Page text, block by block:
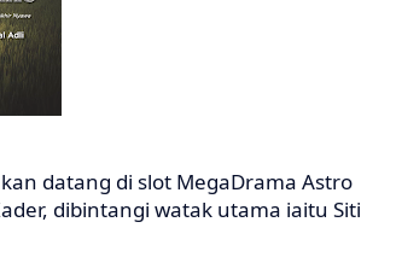
datang di slot MegaDrama Astro
dibintangi watak utama iaitu Siti